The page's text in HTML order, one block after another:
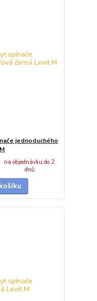
jednoduchého
na objednávku do 2
dnů